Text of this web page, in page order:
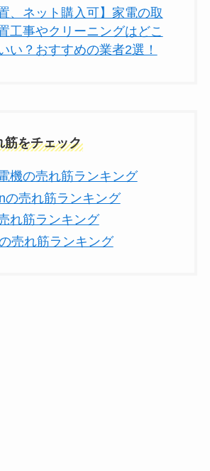
、ネット購入可】家電の取
工事やクリーニングはどこ
い？おすすめの業者2選！
筋をチェック
機の売れ筋ランキング
売れ筋ランキング
れ筋ランキング
売れ筋ランキング